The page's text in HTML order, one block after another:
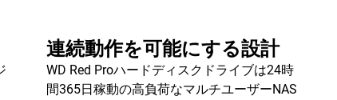
連続動作を可能にする設計
WD Red Proハードディスクドライブは24時
間365日稼動の高負荷なマルチユーザーNAS